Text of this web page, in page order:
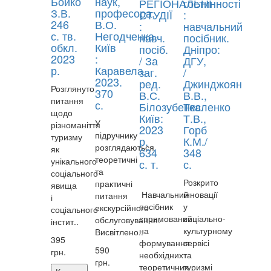
З.В.
246
с. тв.
обкл.
2023
р.
Розглянуто
питання
щодо
різноманіття
туризму
як
унікального
соціального
явища
і
соціального
інстит..
395
грн.
професора,
В.О.
Негодченка.
Київ
:
Каравела,
2023.
370
с.
У
підручнику
розглядаються
теоретичні
та
практичні
питання
екскурсійного
обслуговування.
Висвітлено..
590
грн.
РЕГІОНАЛЬНІ
СТУДІЇ
:
навч.
посіб.
/ За
заг.
ред.
В.С.
Білозубенкa.
Київ:
2023
р.
634
с. т.
Навчальний
посібник
спрямований
на
формування
необхідних
теоретичних
гостинності
:
навчальний
посібник.
Дніпро:
ДГУ,
/
Джинджоян
В.В.,
Тесленко
Т.В.,
Горб
К.М./
348
с.
Розкрито
інновації
у
соціально-
культурному
сервісі
та
туризмі